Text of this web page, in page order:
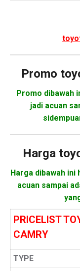
Promo
Promo dibawah
jadi acuan
Harga
Harga dibawah
acuan sampai
PRICELIST
CAMRY
TYPE